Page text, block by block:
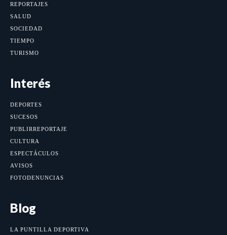
REPORTAJES
SALUD
SOCIEDAD
TIEMPO
TURISMO
Interés
DEPORTES
SUCESOS
PUBLIRREPORTAJE
CULTURA
ESPECTÁCULOS
AVISOS
FOTODENUNCIAS
Blog
LA PUNTILLA DEPORTIVA